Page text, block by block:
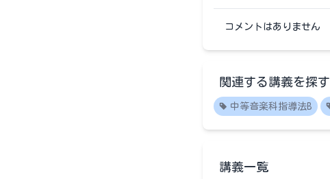
コメントはありません
関連する講義を探す
中等音楽科指導法B
講義一覧